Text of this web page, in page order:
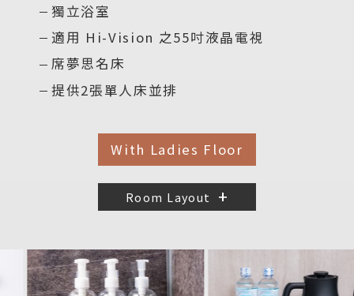
獨立浴室
適用 Hi-Vision 之55吋液晶電視
席夢思名床
提供2張單人床並排
With Ladies Floor
Room Layout